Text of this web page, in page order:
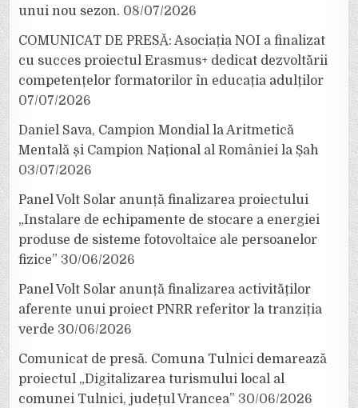
unui nou sezon. 08/07/2026
COMUNICAT DE PRESĂ: Asociația NOI a finalizat
cu succes proiectul Erasmus+ dedicat dezvoltării
competențelor formatorilor în educația adulților
07/07/2026
Daniel Sava, Campion Mondial la Aritmetică
Mentală și Campion Național al României la Șah
03/07/2026
Panel Volt Solar anunță finalizarea proiectului
„Instalare de echipamente de stocare a energiei
produse de sisteme fotovoltaice ale persoanelor
fizice” 30/06/2026
Panel Volt Solar anunță finalizarea activităților
aferente unui proiect PNRR referitor la tranziția
verde 30/06/2026
Comunicat de presă. Comuna Tulnici demarează
proiectul „Digitalizarea turismului local al
comunei Tulnici, județul Vrancea” 30/06/2026